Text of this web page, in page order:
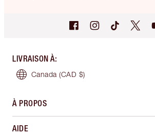
LIVRAISON À:
Canada (CAD $)
À PROPOS
AIDE